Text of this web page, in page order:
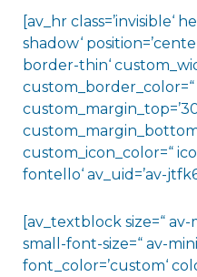
[av_hr class=’invisible‘
shadow‘
border-thin‘
custom_border_color=“
custom_icon_color=“
fontello‘ av_uid=’av-
[av_textblock size=“
small-font-size=“ av-
font_color=’custom‘